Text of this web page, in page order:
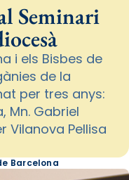
Seminari
i els Bisbes de
de la
per tres anys:
Mn. Gabriel
Vilanova Pellisa
Barcelona